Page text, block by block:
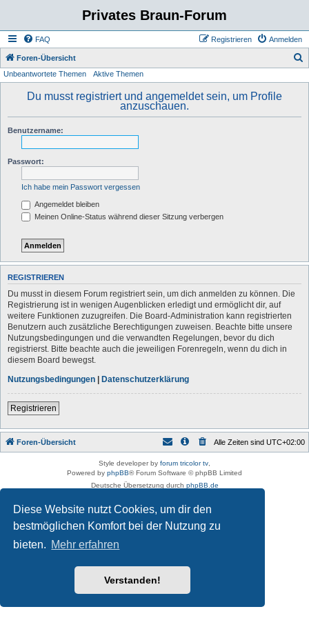
Diese Website nutzt Cookies, um dir den
bestmöglichen Komfort bei der Nutzung zu
bieten. Mehr erfahren
Verstanden!
Privates Braun-Forum
FAQ Anmelden
Registrieren
Foren-Übersicht
Unbeantwortete Themen Aktive Themen
Du musst registriert und angemeldet sein, um Profile
anzuschauen.
Benutzername:
Passwort:
Ich habe mein Passwort vergessen
Angemeldet bleiben
Meinen Online-Status während dieser Sitzung verbergen
REGISTRIEREN
Du musst in diesem Forum registriert sein, um dich anmelden zu können. Die
Registrierung ist in wenigen Augenblicken erledigt und ermöglicht dir, auf
weitere Funktionen zuzugreifen. Die Board-Administration kann registrierten
Benutzern auch zusätzliche Berechtigungen zuweisen. Beachte bitte unsere
Nutzungsbedingungen und die verwandten Regelungen, bevor du dich
registrierst. Bitte beachte auch die jeweiligen Forenregeln, wenn du dich in
diesem Board bewegst.
Nutzungsbedingungen | Datenschutzerklärung
Registrieren
Foren-Übersicht Alle Zeiten sind UTC+02:00
Style developer by forum tricolor tv
Powered by phpBB® Forum Software © phpBB Limited
Deutsche Übersetzung durch phpBB.de